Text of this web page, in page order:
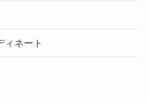
ィネート